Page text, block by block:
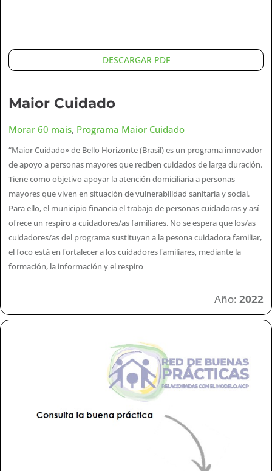
DESCARGAR PDF
Maior Cuidado
Morar 60 mais, Programa Maior Cuidado
“Maior Cuidado» de Bello Horizonte (Brasil) es un programa innovador
de apoyo a personas mayores que reciben cuidados de larga duración.
Tiene como objetivo apoyar la atención domiciliaria a personas
mayores que viven en situación de vulnerabilidad sanitaria y social.
Para ello, el municipio financia el trabajo de personas cuidadoras y así
ofrece un respiro a cuidadores/as familiares. No se espera que los/as
cuidadores/as del programa sustituyan a la pesona cuidadora familiar,
el foco está en fortalecer a los cuidadores familiares, mediante la
formación, la información y el respiro
Año: 2022